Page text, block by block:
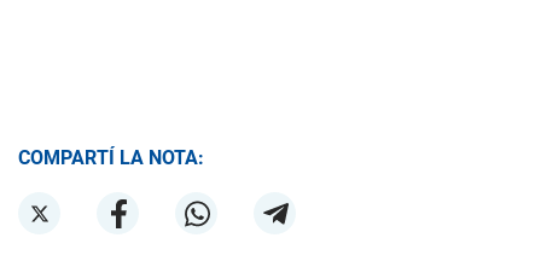
COMPARTÍ LA NOTA: